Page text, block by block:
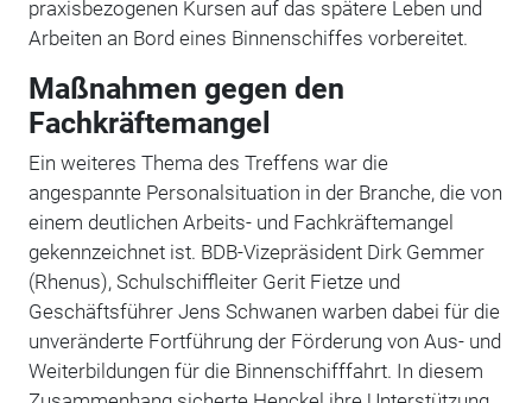
praxisbezogenen Kursen auf das spätere Leben und
Arbeiten an Bord eines Binnenschiffes vorbereitet.
Maßnahmen gegen den
Fachkräftemangel
Ein weiteres Thema des Treffens war die
angespannte Personalsituation in der Branche, die von
einem deutlichen Arbeits- und Fachkräftemangel
gekennzeichnet ist. BDB-Vizepräsident Dirk Gemmer
(Rhenus), Schulschiffleiter Gerit Fietze und
Geschäftsführer Jens Schwanen warben dabei für die
unveränderte Fortführung der Förderung von Aus- und
Weiterbildungen für die Binnenschifffahrt. In diesem